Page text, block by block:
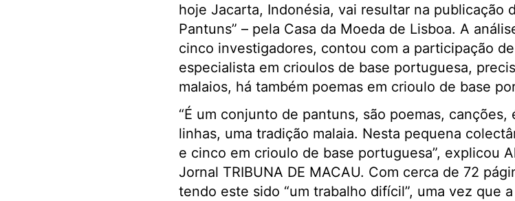
hoje Jacarta, Indonésia, vai resultar na publicação
Pantuns” – pela Casa da Moeda de Lisboa. A
cinco investigadores, contou com a participação
especialista em crioulos de base portuguesa,
malaios, há também poemas em crioulo de base
“É um conjunto de pantuns, são poemas,
linhas, uma tradição malaia. Nesta pequena
e cinco em crioulo de base portuguesa”, explicou
Jornal TRIBUNA DE MACAU. Com cerca de 72
tendo este sido “um trabalho difícil”, uma vez que